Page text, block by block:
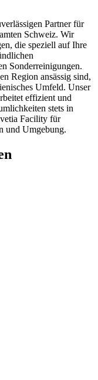
Partner für
Schweiz. Wir
die speziell auf Ihre
Sonderreinigungen.
Region ansässig sind,
Umfeld. Unser
effizient und
stets in
Facility für
und Umgebung.